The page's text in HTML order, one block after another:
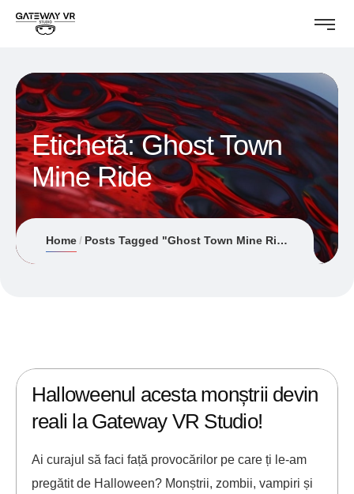
Etichetă:Ghost Town
Mine Ride
Home Posts Tagged "Ghost Town Mine Ride"
Halloweenul acesta monștrii devin
reali la Gateway VR Studio!
Ai curajul să faci față provocărilor pe care ți le-am
pregătit de Halloween? Monștrii, zombii, vampiri și